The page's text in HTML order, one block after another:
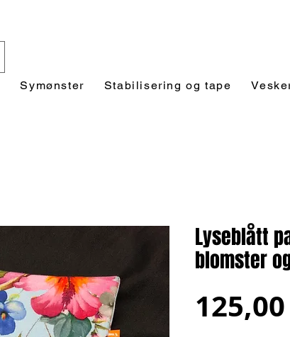
Symønster Stabilisering og tape
Lyseblått
blomster